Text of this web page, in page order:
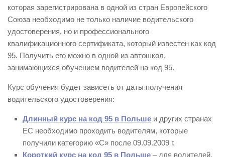
которая зарегистрирована в одной из стран Европейского
Союза необходимо не только наличие водительского
удостоверения, но и профессионального
квалификационного сертификата, который известен как код
95. Получить его можно в одной из автошкол,
занимающихся обучением водителей на код 95.
Курс обучения будет зависеть от даты получения
водительского удостоверения:
Длинный курс на код 95 в Польше и других странах
ЕС необходимо проходить водителям, которые
получили категорию «С» после 09.09.2009 г.
Короткий курс на код 95 в Польше – для водителей,